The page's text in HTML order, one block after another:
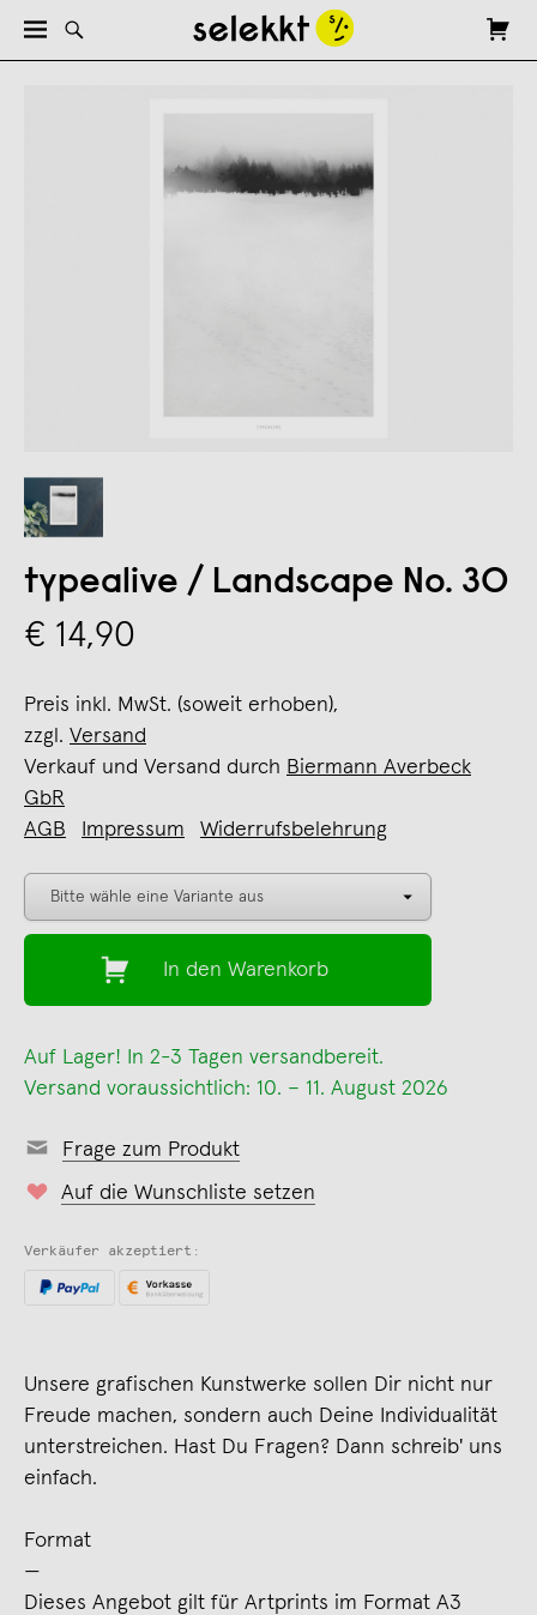
typealive / Landscape No. 30
€ 14,90
Preis inkl. MwSt. (soweit erhoben),
zzgl. Versand
Verkauf und Versand durch Biermann Averbeck
GbR
AGB
Impressum Widerrufsbelehrung
In den Warenkorb
Auf Lager! In 2-3 Tagen versandbereit.
Versand voraussichtlich: 10. – 11. August 2026
Frage zum Produkt
Auf die Wunschliste setzen
Verkäufer akzeptiert:
Unsere grafischen Kunstwerke sollen Dir nicht nur
Freude machen, sondern auch Deine Individualität
unterstreichen. Hast Du Fragen? Dann schreib' uns
einfach.
Format
—
Dieses Angebot gilt für Artprints im Format A3